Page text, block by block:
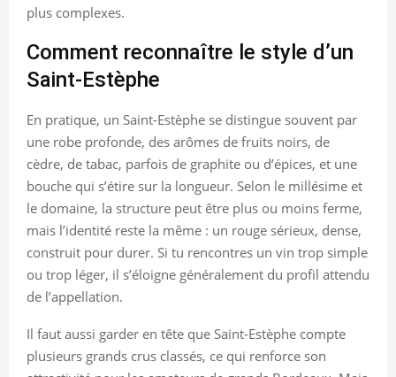
plus complexes.
Comment reconnaître le style d’un
Saint-Estèphe
En pratique, un Saint-Estèphe se distingue souvent par
une robe profonde, des arômes de fruits noirs, de
cèdre, de tabac, parfois de graphite ou d’épices, et une
bouche qui s’étire sur la longueur. Selon le millésime et
le domaine, la structure peut être plus ou moins ferme,
mais l’identité reste la même : un rouge sérieux, dense,
construit pour durer. Si tu rencontres un vin trop simple
ou trop léger, il s’éloigne généralement du profil attendu
de l’appellation.
Il faut aussi garder en tête que Saint-Estèphe compte
plusieurs grands crus classés, ce qui renforce son